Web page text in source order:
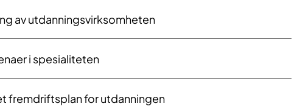
av utdanningsvirksomheten
i spesialiteten
fremdriftsplan for utdanningen